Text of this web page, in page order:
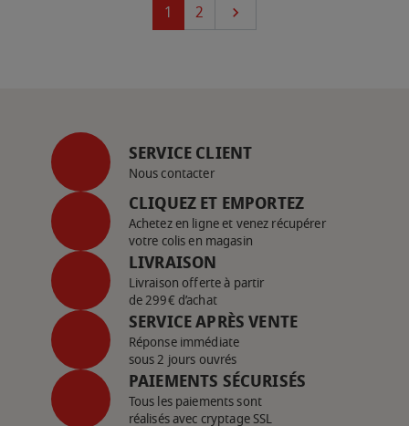
1 2 Suivant

SERVICE CLIENT
Nous contacter
CLIQUEZ ET EMPORTEZ
Achetez en ligne et venez récupérer
votre colis en magasin
LIVRAISON
Livraison offerte à partir
de 299€ d’achat
SERVICE APRÈS VENTE
Réponse immédiate
sous 2 jours ouvrés
PAIEMENTS SÉCURISÉS
Tous les paiements sont
réalisés avec cryptage SSL